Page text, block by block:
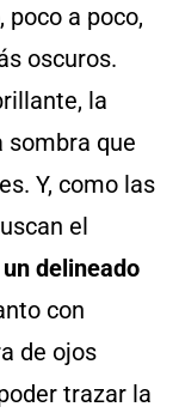
a poco,
oscuros.
la
sombra que
Y, como las
el
un delineado
con
de ojos
trazar la